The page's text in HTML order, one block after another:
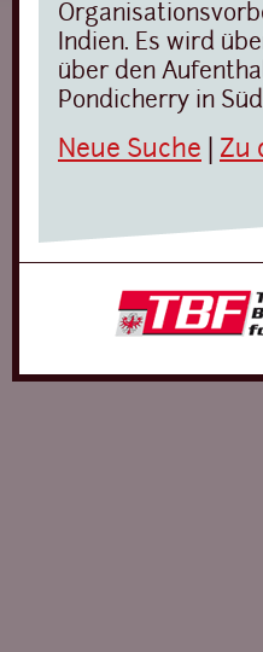
Indien. Es wird
über den
Pondicherry in
Neue Suche Zu